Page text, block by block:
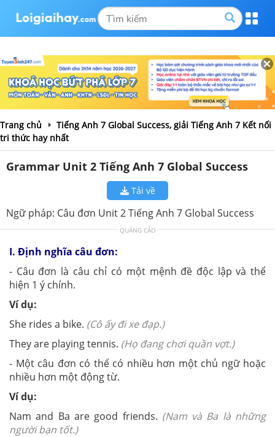
Trang chủ
Tiếng Anh 7 Global Success, giải Tiếng Anh 7 Kết nối
tri thức hay nhất
Grammar Unit 2 Tiếng Anh 7 Global Success
Tải về
Ngữ pháp: Câu đơn Unit 2 Tiếng Anh 7 Global Success
QUẢNG CÁO
I. Định nghĩa câu đơn:
- Câu đơn là câu chỉ có một mệnh đề độc lập và thể
hiện 1 ý chính.
Ví dụ:
She rides a bike. (Cô ấy đi xe đạp.)
They are playing tennis. (Họ đang chơi quần vợt.)
- Một câu đơn có thể có nhiều hơn một chủ ngữ hoặc
nhiều hơn một động từ.
Ví dụ:
Nam and Ba are good friends. (Nam và Ba là những
người bạn tốt.)